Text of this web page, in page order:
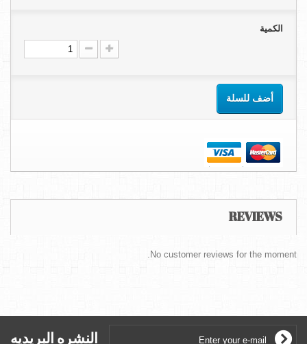
الكمية
أضف للسلة
REVIEWS
No customer reviews for the moment.
النشره البريديه